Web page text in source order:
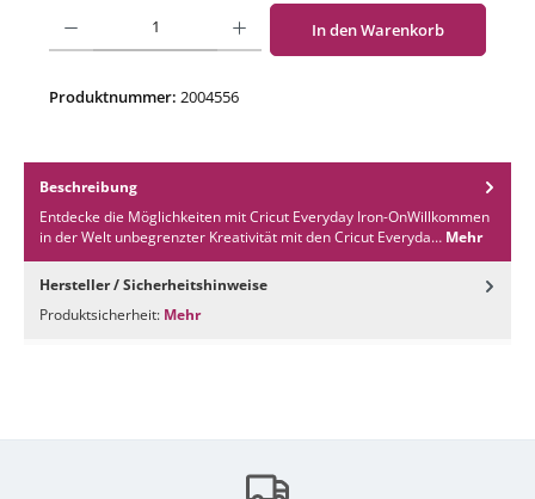
Produkt Anzahl: Gib den gewünschten Wert ein oder benutze die Schaltflächen um
In den Warenkorb
Produktnummer: 2004556
Beschreibung
Entdecke die Möglichkeiten mit Cricut Everyday Iron-OnWillkommen
in der Welt unbegrenzter Kreativität mit den Cricut Everyda… Mehr
Hersteller / Sicherheitshinweise
Produktsicherheit: Mehr